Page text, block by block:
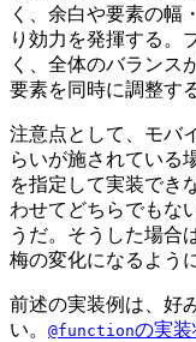
く、余白や要素の幅
り効力を発揮する。
く、全体のバランス
要素を同時に調整す
注意点として、モバ
らいが施されている
を指定して実装でき
わせてどちらでもな
うだ。そうした場合
梅の変化になるよう
前述の実装例は、好
い。 @functionの実装